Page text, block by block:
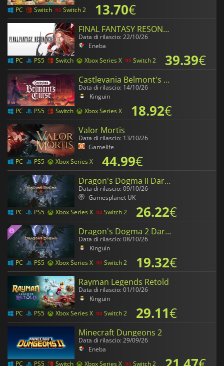
PC
Switch Switch 2 13.70€
FINAL FANTASY RESONANCE
Data di rilascio: 22/10/26
Eneba
PC
PS5 Switch Xbox Series X Switch 2 39.39€
Castlevania Belmont's Curse
Data di rilascio: 14/10/26
Kinguin
PC
PS5 Switch Xbox Series X 18.92€
Valor Mortis
Data di rilascio: 13/10/26
Gamelife
PC
PS5 Xbox Series X 44.99€
Dragon's Dogma II Dark Arisen
Data di rilascio: 09/10/26
Gamesplanet UK
PC
PS5 Xbox Series X Switch 2 26.22€
Dragon's Dogma 2 Dark Arisen Expansion
Data di rilascio: 08/10/26
Kinguin
PC
PS5 Xbox Series X Switch 2 19.32€
Rayman Legends Retold
Data di rilascio: 01/10/26
Kinguin
PC
PS5 Xbox Series X Switch 2 29.11€
Minecraft Dungeons 2
Data di rilascio: 29/09/26
Eneba
PC
PS5 Switch Xbox Series X Switch 2